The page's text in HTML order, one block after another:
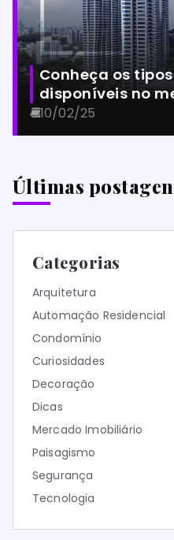
Conheça os
disponíveis no
10/02/25
Últimas
Categorias
Arquitetura
Automação Residencial
Condomínio
Curiosidades
Decoração
Dicas
Mercado Imobiliário
Paisagismo
Segurança
Tecnologia